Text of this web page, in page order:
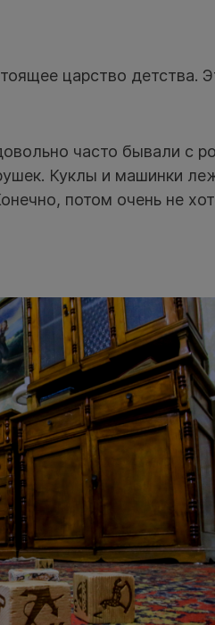
царство детства.
часто бывали с
Куклы и машинки
потом очень не